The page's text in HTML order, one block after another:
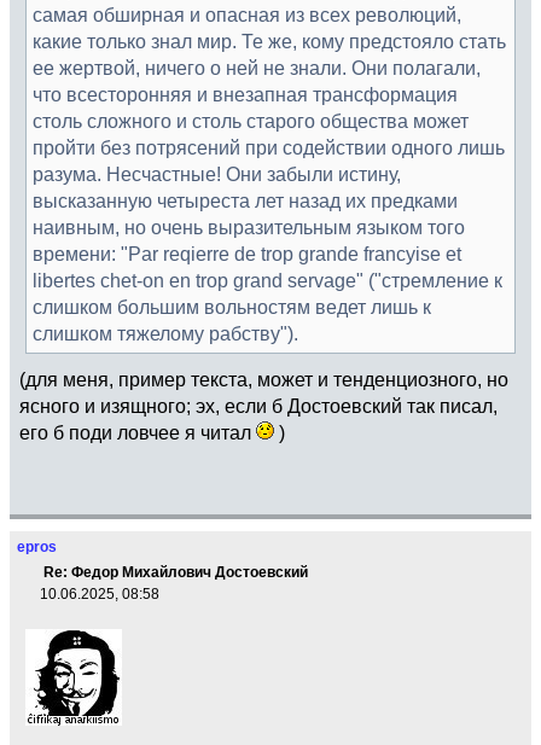
самая обширная и опасная из всех революций,
какие только знал мир. Те же, кому предстояло стать
ее жертвой, ничего о ней не знали. Они полагали,
что всесторонняя и внезапная трансформация
столь сложного и столь старого общества может
пройти без потрясений при содействии одного лишь
разума. Несчастные! Они забыли истину,
высказанную четыреста лет назад их предками
наивным, но очень выразительным языком того
времени: "Par reqierre de trop grande francyise et
libertes chet-on en trop grand servage" ("стремление к
слишком большим вольностям ведет лишь к
слишком тяжелому рабству").
(для меня, пример текста, может и тенденциозного, но
ясного и изящного; эх, если б Достоевский так писал,
его б поди ловчее я читал
)
epros
Re: Федор Михайлович Достоевский
10.06.2025, 08:58